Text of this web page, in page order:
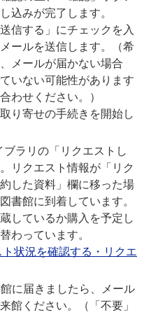
込みが完了します。
信する」にチェックを入
ールを送信します。（希
メールが届かない場合
いない可能性があります
わせください。）
り寄せの手続きを開始し
ラリの「リクエストし
リクエスト情報が「リク
した資料」欄に移った場
書館に到着しています。
しているか購入を予定し
わっています。
状況を確認する・リクエ
に届きましたら、メール
館ください。（「不要」